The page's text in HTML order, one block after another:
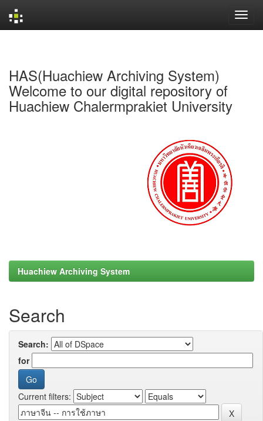
HAS(Huachiew Archiving System)
Welcome to our digital repository of
Huachiew Chalermprakiet University
Huachiew Archiving System
Search
Search:
for
Current filters: